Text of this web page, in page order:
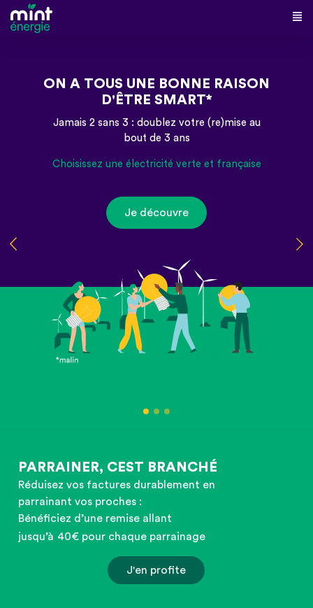
ON A TOUS UNE BONNE RAISON
D'ÊTRE SMART*
Jamais 2 sans 3 : doublez votre (re)mise au
bout de 3 ans
Choisissez une électricité verte et française
Je découvre
PARRAINER, CEST BRANCHÉ
Réduisez vos factures durablement en
parrainant vos proches :
Bénéficiez d’une remise allant
jusqu’à 40€ pour chaque parrainage
J'en profite